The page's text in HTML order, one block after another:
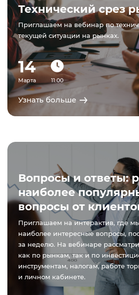
Технический срез
Приглашаем на вебинар по
текущей ситуации на рынках.
14
Марта 11:00
Узнать больше
Вопросы и ответы:
наиболее
вопросы от
Приглашаем на интерактив, где
наиболее интересные вопросы,
за неделю. На вебинаре
как по рынкам, так и по
инструментам, налогам, работе
и личном кабинете.